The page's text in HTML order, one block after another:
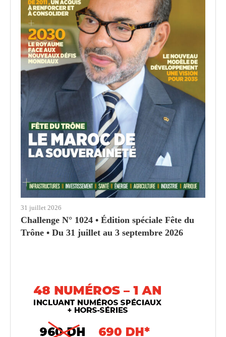
31 juillet 2026
Challenge N° 1024 • Édition spéciale Fête du
Trône • Du 31 juillet au 3 septembre 2026